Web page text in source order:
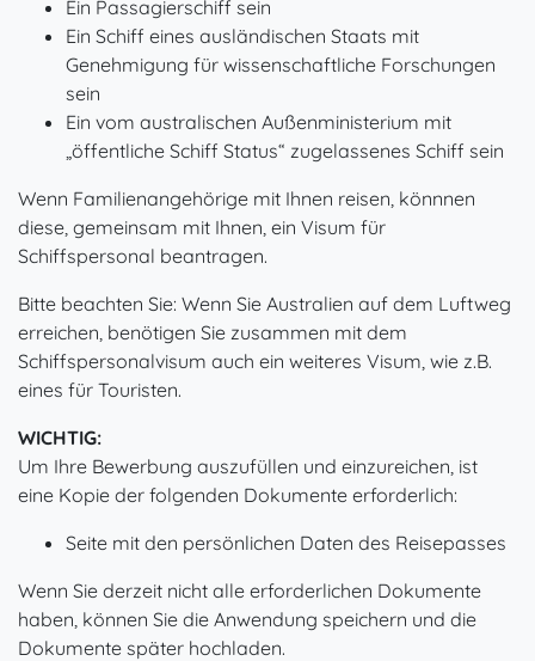
Ein Passagierschiff sein
Ein Schiff eines ausländischen Staats mit
Genehmigung für wissenschaftliche Forschungen
sein
Ein vom australischen Außenministerium mit
„öffentliche Schiff Status“ zugelassenes Schiff sein
Wenn Familienangehörige mit Ihnen reisen, könnnen
diese, gemeinsam mit Ihnen, ein Visum für
Schiffspersonal beantragen.
Bitte beachten Sie: Wenn Sie Australien auf dem Luftweg
erreichen, benötigen Sie zusammen mit dem
Schiffspersonalvisum auch ein weiteres Visum, wie z.B.
eines für Touristen.
WICHTIG:
Um Ihre Bewerbung auszufüllen und einzureichen, ist
eine Kopie der folgenden Dokumente erforderlich:
Seite mit den persönlichen Daten des Reisepasses
Wenn Sie derzeit nicht alle erforderlichen Dokumente
haben, können Sie die Anwendung speichern und die
Dokumente später hochladen.